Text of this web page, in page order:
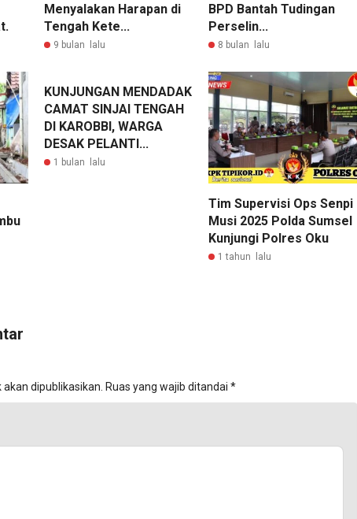
Menyalakan Harapan di
Tengah Kete...
9 bulan lalu
BPD Bantah Tudingan
Perselin...
8 bulan lalu
KUNJUNGAN MENDADAK
CAMAT SINJAI TENGAH
DI KAROBBI, WARGA
DESAK PELANTI...
1 bulan lalu
Tim Supervisi Ops Senpi
Musi 2025 Polda Sumsel
Kunjungi Polres Oku
1 tahun lalu
dipublikasikan. Ruas yang wajib ditandai *